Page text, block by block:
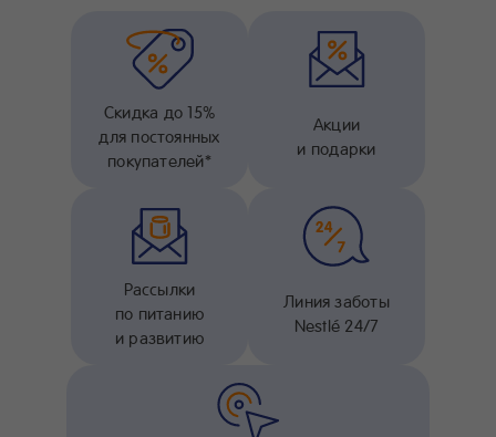
Скидка до 15%
для постоянных
покупателей*
Акции
и подарки
Рассылки
по питанию
и развитию
Линия заботы
Nestlé 24/7